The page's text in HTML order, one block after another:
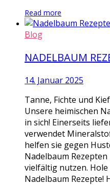
Read more
Blog
NADELBAUM
14. Januar 2025
Tanne, Fichte und
Unsere heimischen
in sich! Einerseits
verwendet
helfen sie gegen
Nadelbaum
vielfältig nutzen.
Nadelbaum Rezepte!